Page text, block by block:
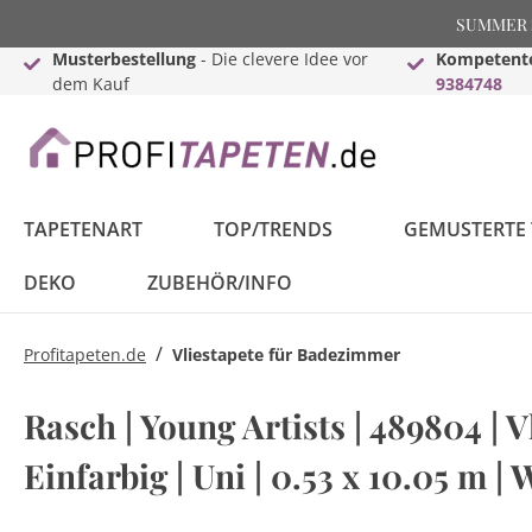
Musterbestellung - Die clevere Idee vor
dem Kauf
9384748
TAPETENART TOP/TRENDS GEMUSTERTE
DEKO ZUBEHÖR/INFO
Bordüren Tapeten Küche
CosmoLiving
Designdrop
Tapete Holzoptik Tapete Betonoptik
Weiße Tapeten Creme Tapeten
Disney by Komar
Marvel by Komar
Magnettapeten Metallic Tapeten
Weiß
Braun, Ocker & Creme
Rosetten Boden
Raumgestaltungsideen Gewerbekundenanfrage
Profitapeten.de / Vliestapete für Badezimmer
Rasch | Young Artists | 489804 |
Einfarbig | Uni | 0.53 x 10.05 m |